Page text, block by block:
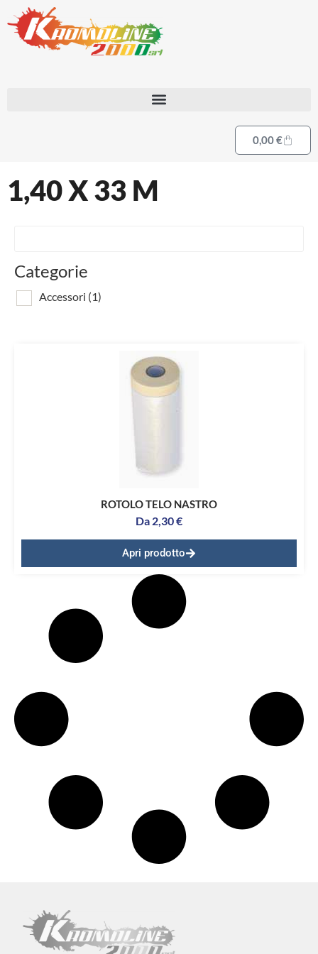
0,00€
1,40 X 33 M
Categorie
Accessori (1)
ROTOLO TELO NASTRO
Da 2,30€
Apri prodotto